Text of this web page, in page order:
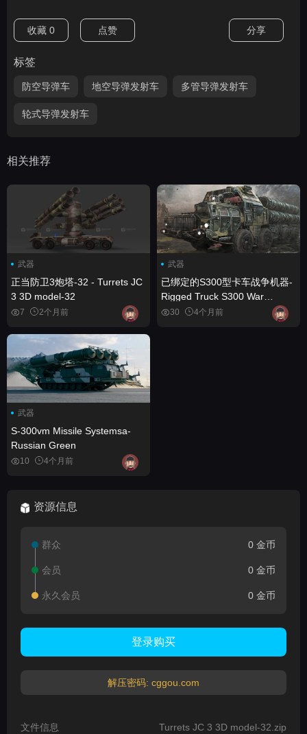
收藏 0 点赞 分享
标签
防空导弹车 地空导弹发射车 多管导弹发射车
轮式导弹发射车
相关推荐
武器
正当防卫3炮塔-32 - Turrets JC
3 3D model-32
7 2个月前
武器
已绑定的S300型卡车战争机器-
Rigged Truck S300 War
Machine
30 4个月前
武器
S-300vm Missile Systemsa-
Russian Green
10 4个月前
资源信息
群众 0 金币
会员 0 金币
永久会员 0 金币
登录购买
解压密码: cggou.com
文件信息 Turrets JC 3 3D model-32.zip